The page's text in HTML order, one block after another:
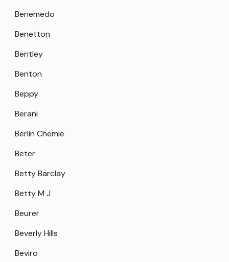
Benemedo
Benetton
Bentley
Benton
Beppy
Berani
Berlin Chemie
Beter
Betty Barclay
Betty M J
Beurer
Beverly Hills
Beviro